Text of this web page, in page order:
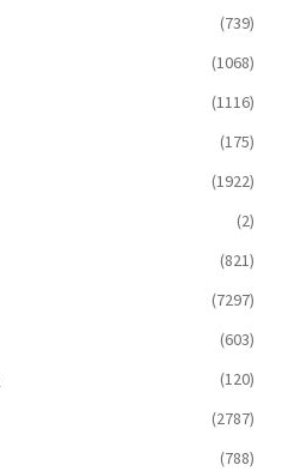
(739)
(1068)
(1116)
(175)
(1922)
(2)
(821)
(7297)
(603)
(120)
(2787)
(788)